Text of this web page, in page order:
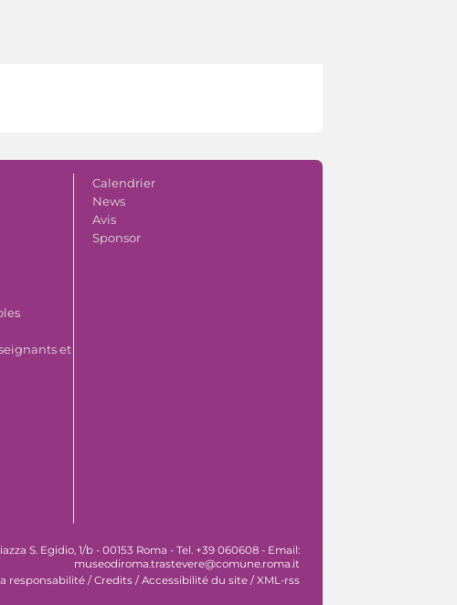
et
Calendrier
News
Avis
Sponsor
S. Egidio, 1/b - 00153 Roma - Tel. +39 060608 - Email:
museodiroma.trastevere@comune.roma.it
responsabilité / Credits / Accessibilité du site / XML-rss